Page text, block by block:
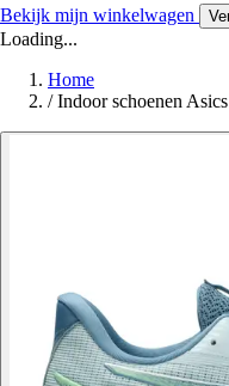
Bekijk mijn winkelwagen
Loading...
Home
/ Indoor schoenen